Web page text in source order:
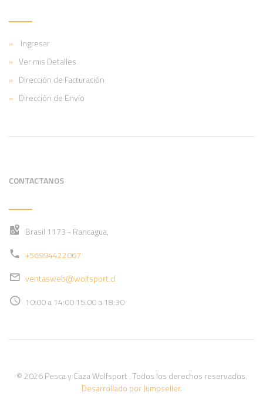
Ingresar
Ver mis Detalles
Dirección de Facturación
Dirección de Envío
CONTACTANOS
Brasil 1173 - Rancagua,
+56994422067
ventasweb@wolfsport.cl
10:00 a 14:00 15:00 a 18:30
© 2026 Pesca y Caza Wolfsport . Todos los derechos reservados.
Desarrollado por Jumpseller.